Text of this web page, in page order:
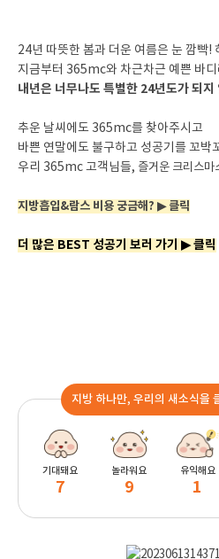
24년 따뜻한 봄과 더운 여름은 눈 깜빡!
지금부터 365mc와 차근차근 예쁜 바디
내년은 너무나도 특별한 24년도가 되
추운 날씨에도 365mc를 찾아주시고
바쁜 연말에도 불구하고 성공기를 꼬박
우리 365mc 고객님들, 즐거운 크리스
지방흡입&람스 비용 궁금해? ▶ 클릭
더 많은 BEST 성공기 보러 가기 ▶ 클릭
지방 하나만, 우리의 새소식을
기대돼요
7
놀라워요
9
유익해요
1